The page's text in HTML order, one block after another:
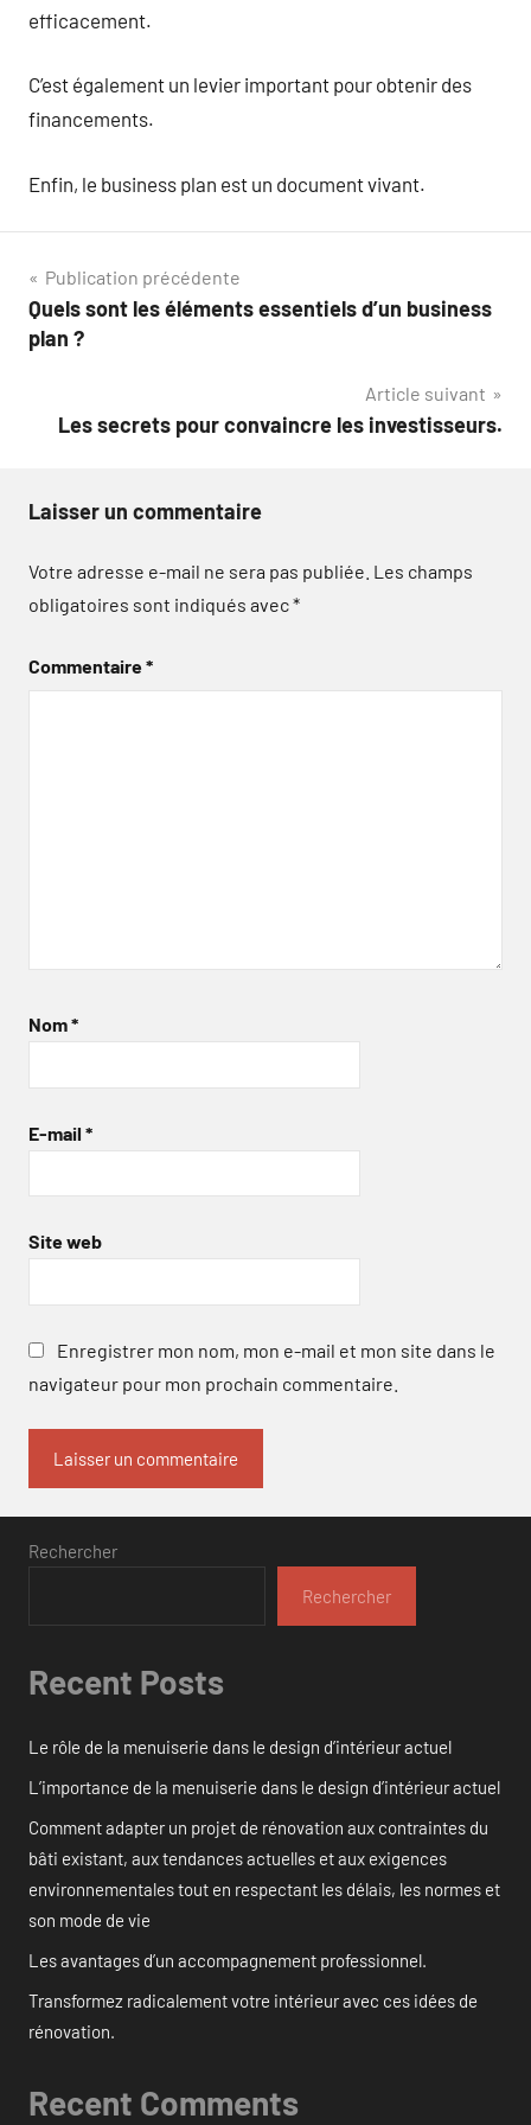
efficacement.
C’est également un levier important pour obtenir des
financements.
Enfin, le business plan est un document vivant.
Navigation
de
Publication précédente
Quels sont les éléments essentiels d’un business
plan ?
Article suivant
Les secrets pour convaincre les investisseurs.
Laisser un commentaire
Votre adresse e-mail ne sera pas publiée. Les champs
obligatoires sont indiqués avec*
Commentaire*
Nom*
E-mail *
Site web
Enregistrer mon nom, mon e-mail et mon site dans le
navigateur pour mon prochain commentaire.
Rechercher
Rechercher
Recent Posts
Le rôle de la menuiserie dans le design d’intérieur actuel
L’importance de la menuiserie dans le design d’intérieur actuel
Comment adapter un projet de rénovation aux contraintes du
bâti existant, aux tendances actuelles et aux exigences
environnementales tout en respectant les délais, les normes et
son mode de vie
Les avantages d’un accompagnement professionnel.
Transformez radicalement votre intérieur avec ces idées de
rénovation.
Recent Comments